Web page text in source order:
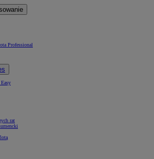
Professional
rat